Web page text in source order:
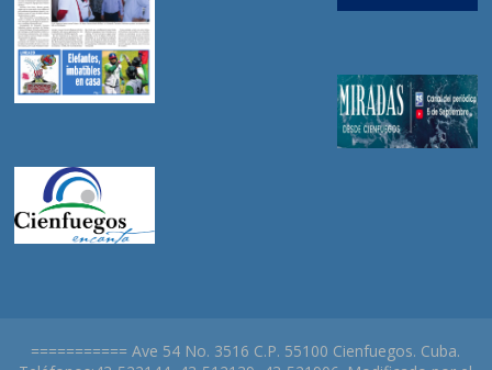
=========== Ave 54 No. 3516 C.P. 55100 Cienfuegos. Cuba.